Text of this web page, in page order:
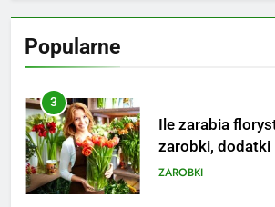
Popularne
poznaj średnie
3
Ile zarabia
zarobki, dodatki
podwyżkę
ZAROBKI